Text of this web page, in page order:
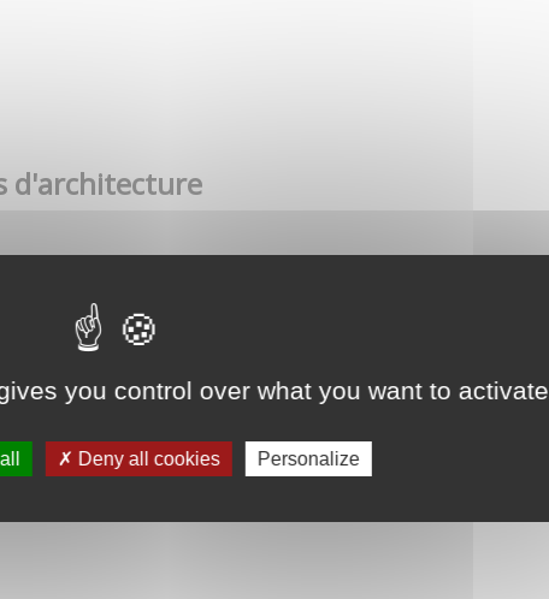
you control over what you want to activate
Deny all cookies Personalize
d'architecture